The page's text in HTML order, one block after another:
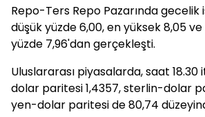
Repo-Ters Repo Pazarında
düşük yüzde 6,00, en yüksek 8,05 ve
yüzde 7,96'dan gerçekleşti.
Uluslararası piyasalarda, saat
dolar paritesi 1,4357, sterlin-dolar
yen-dolar paritesi de 80,74